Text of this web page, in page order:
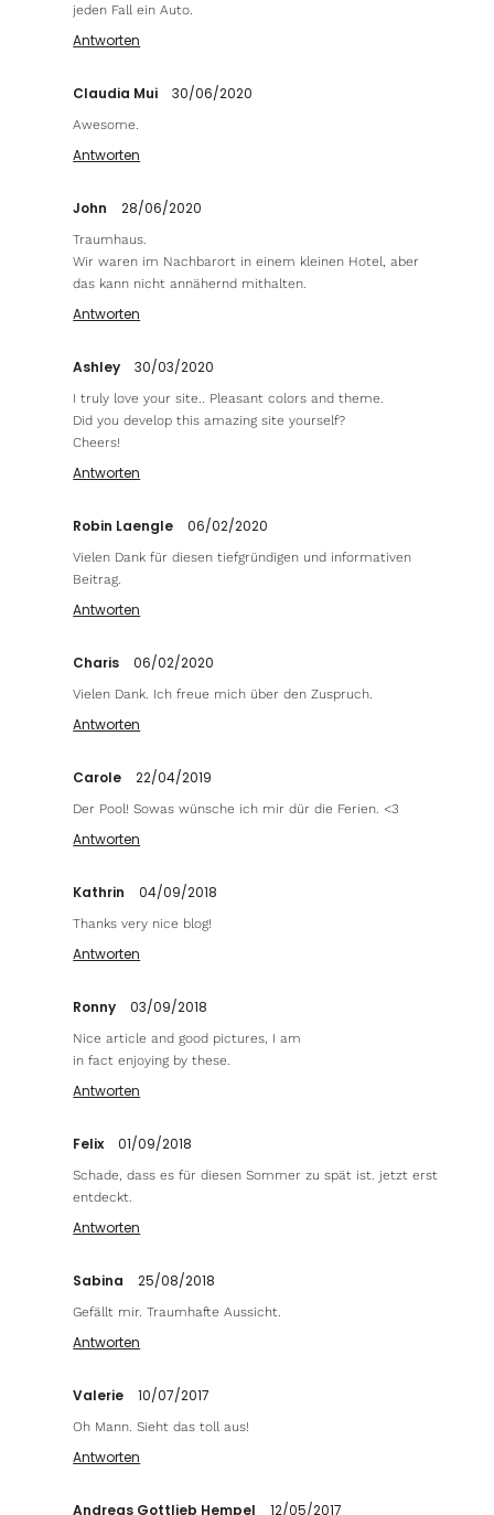
jeden Fall ein Auto.
Antworten
Claudia Mui 30/06/2020
Awesome.
Antworten
John 28/06/2020
Traumhaus.
Wir waren im Nachbarort in einem kleinen Hotel, aber
das kann nicht annähernd mithalten.
Antworten
Ashley 30/03/2020
I truly love your site.. Pleasant colors and theme.
Did you develop this amazing site yourself?
Cheers!
Antworten
Robin Laengle 06/02/2020
Vielen Dank für diesen tiefgründigen und informativen
Beitrag.
Antworten
Charis 06/02/2020
Vielen Dank. Ich freue mich über den Zuspruch.
Antworten
Carole 22/04/2019
Der Pool! Sowas wünsche ich mir dür die Ferien. <3
Antworten
Kathrin 04/09/2018
Thanks very nice blog!
Antworten
Ronny 03/09/2018
Nice article and good pictures, I am
in fact enjoying by these.
Antworten
Felix 01/09/2018
Schade, dass es für diesen Sommer zu spät ist. jetzt erst
entdeckt.
Antworten
Sabina 25/08/2018
Gefällt mir. Traumhafte Aussicht.
Antworten
Valerie 10/07/2017
Oh Mann. Sieht das toll aus!
Antworten
Andreas Gottlieb Hempel 12/05/2017